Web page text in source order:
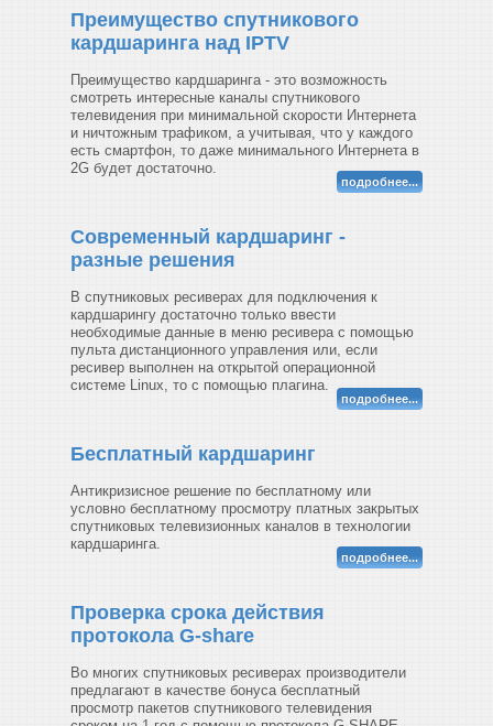
Преимущество спутникового
кардшаринга над IPTV
Преимущество кардшаринга - это возможность
смотреть интересные каналы спутникового
телевидения при минимальной скорости Интернета
и ничтожным трафиком, а учитывая, что у каждого
есть смартфон, то даже минимального Интернета в
2G будет достаточно.
подробнее...
Современный кардшаринг -
разные решения
В спутниковых ресиверах для подключения к
кардшарингу достаточно только ввести
необходимые данные в меню ресивера с помощью
пульта дистанционного управления или, если
ресивер выполнен на открытой операционной
системе Linux, то с помощью плагина.
подробнее...
Бесплатный кардшаринг
Антикризисное решение по бесплатному или
условно бесплатному просмотру платных закрытых
спутниковых телевизионных каналов в технологии
кардшаринга.
подробнее...
Проверка срока действия
протокола G-share
Во многих спутниковых ресиверах производители
предлагают в качестве бонуса бесплатный
просмотр пакетов спутникового телевидения